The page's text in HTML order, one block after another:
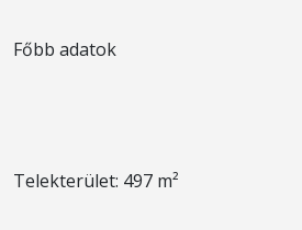
Főbb adatok
Telekterület: 497 m²